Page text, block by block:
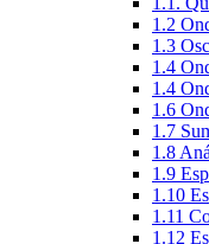
1.2
1.3
1.4
1.4
1.6
1.7
1.8
1.9
1.10
1.11
1.12